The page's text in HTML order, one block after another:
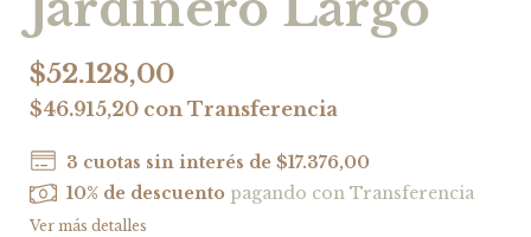
$52.128,00
$46.915,20 con Transferencia
3 cuotas sin interés de$17.376,00
10% de descuento pagando con Transferencia
Ver más detalles